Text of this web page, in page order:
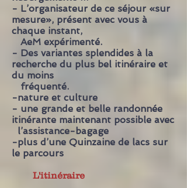
- L’organisateur de ce séjour «sur
mesure», présent avec vous à
chaque instant,
AeM expérimenté.
- Des variantes splendides à la
recherche du plus bel itinéraire et
du moins
fréquenté.
-nature et culture
- une grande et belle randonnée
itinérante maintenant possible avec
l’assistance-bagage
-plus d’une Quinzaine de lacs sur
le parcours
L'itinéraire